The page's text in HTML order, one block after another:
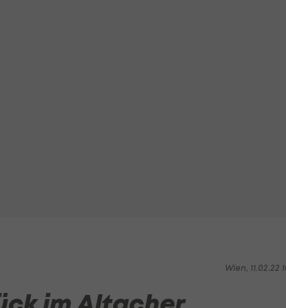
Wien, 11.02.22